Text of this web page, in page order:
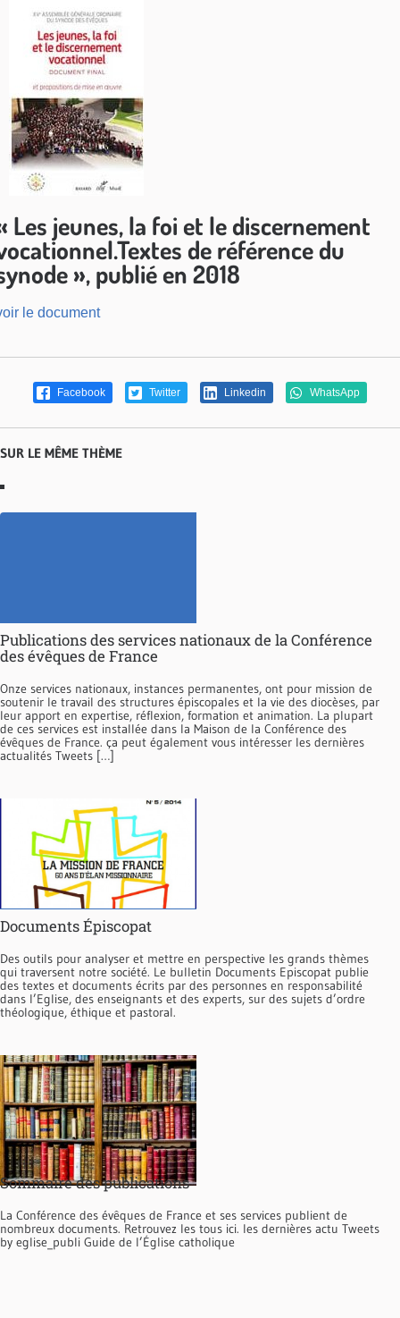
Les jeunes, la foi et le discernement
de référence du
», publié en 2018
le document
Facebook Twitter Linkedin WhatsApp
SUR LE MÊME THÈME
Publications des services nationaux de la Conférence
des évêques de France
Onze services nationaux, instances permanentes, ont pour mission de
soutenir le travail des structures épiscopales et la vie des diocèses, par
leur apport en expertise, réflexion, formation et animation. La plupart
de ces services est installée dans la Maison de la Conférence des
évêques de France. ça peut également vous intéresser les dernières
actualités Tweets […]
Documents Épiscopat
Des outils pour analyser et mettre en perspective les grands thèmes
qui traversent notre société. Le bulletin Documents Episcopat publie
des textes et documents écrits par des personnes en responsabilité
dans l’Eglise, des enseignants et des experts, sur des sujets d’ordre
théologique, éthique et pastoral.
Sommaire des publications
La Conférence des évêques de France et ses services publient de
nombreux documents. Retrouvez les tous ici. les dernières actu Tweets
by eglise_publi Guide de l’Église catholique